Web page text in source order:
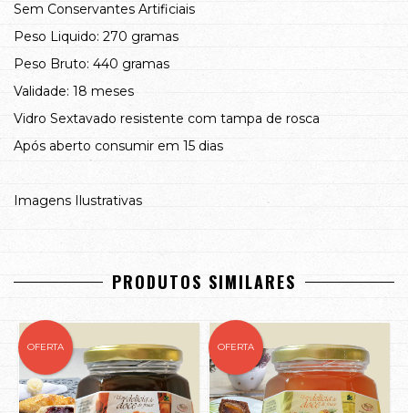
Sem Conservantes Artificiais
Peso Liquido: 270 gramas
Peso Bruto: 440 gramas
Validade: 18 meses
Vidro Sextavado resistente com tampa de rosca
Após aberto consumir em 15 dias
Imagens Ilustrativas
PRODUTOS SIMILARES
OFERTA OFERTA